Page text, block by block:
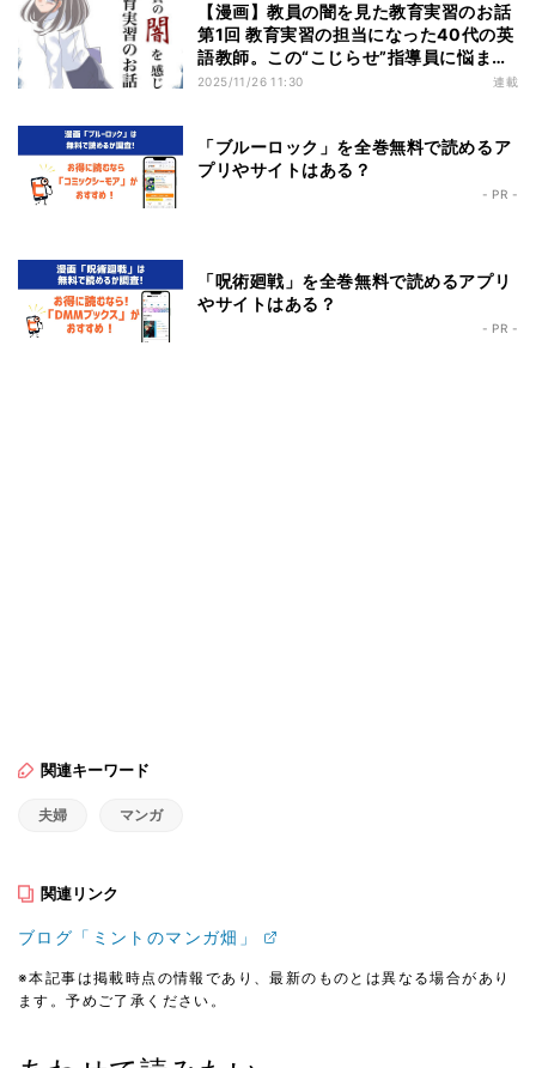
【漫画】教員の闇を見た教育実習のお話
第1回 教育実習の担当になった40代の英
語教師。この“こじらせ”指導員に悩まさ
れることに――
2025/11/26 11:30 連載
「ブルーロック」を全巻無料で読めるア
プリやサイトはある？
- PR -
「呪術廻戦」を全巻無料で読めるアプリ
やサイトはある？
- PR -
関連キーワード
夫婦 マンガ
関連リンク
ブログ「ミントのマンガ畑」
※本記事は掲載時点の情報であり、最新のものとは異なる場合があり
ます。予めご了承ください。